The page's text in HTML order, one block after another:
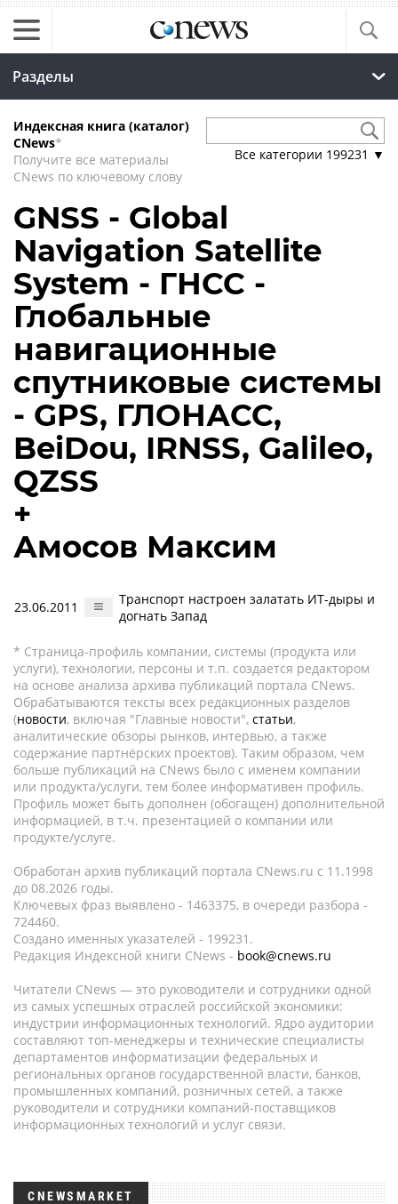
Разделы
Индексная книга (каталог)
CNews*
Получите все материалы
CNews по ключевому слову
Все категории 199231 ▼
GNSS - Global
Navigation Satellite
System - ГНСС -
Глобальные
навигационные
спутниковые системы
- GPS, ГЛОНАСС,
BeiDou, IRNSS, Galileo,
QZSS
+
Амосов Максим
23.06.2011
Транспорт настроен залатать ИТ-дыры и
догнать Запад
* Страница-профиль компании, системы (продукта или
услуги), технологии, персоны и т.п. создается редактором
на основе анализа архива публикаций портала CNews.
Обрабатываются тексты всех редакционных разделов
(новости, включая "Главные новости", статьи,
аналитические обзоры рынков, интервью, а также
содержание партнёрских проектов). Таким образом, чем
больше публикаций на CNews было с именем компании
или продукта/услуги, тем более информативен профиль.
Профиль может быть дополнен (обогащен) дополнительной
информацией, в т.ч. презентацией о компании или
продукте/услуге.
Обработан архив публикаций портала CNews.ru c 11.1998
до 08.2026 годы.
Ключевых фраз выявлено - 1463375, в очереди разбора -
724460.
Создано именных указателей - 199231.
Редакция Индексной книги CNews - book@cnews.ru
Читатели CNews — это руководители и сотрудники одной
из самых успешных отраслей российской экономики:
индустрии информационных технологий. Ядро аудитории
составляют топ-менеджеры и технические специалисты
департаментов информатизации федеральных и
региональных органов государственной власти, банков,
промышленных компаний, розничных сетей, а также
руководители и сотрудники компаний-поставщиков
информационных технологий и услуг связи.
CNEWSMARKET